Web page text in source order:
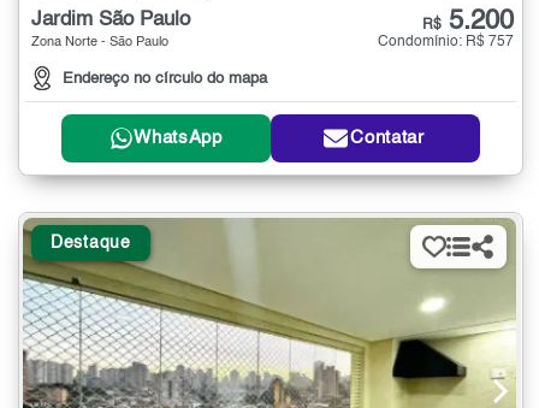
Jardim São Paulo
Zona Norte - São Paulo
Endereço no círculo do mapa
R$ 5.200
Condomínio: R$ 757
WhatsApp Contatar
Destaque